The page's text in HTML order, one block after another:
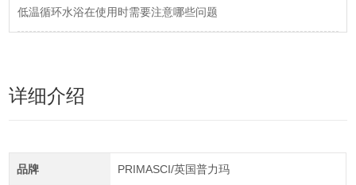
低温循环水浴在使用时需要注意哪些问题
详细介绍
品牌 PRIMASCI/英国普力玛